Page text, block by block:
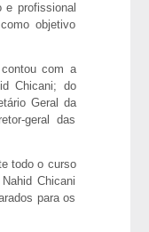
e profissional
objetivo
com a
Chicani; do
Geral da
geral das
todo o curso
Chicani
para os